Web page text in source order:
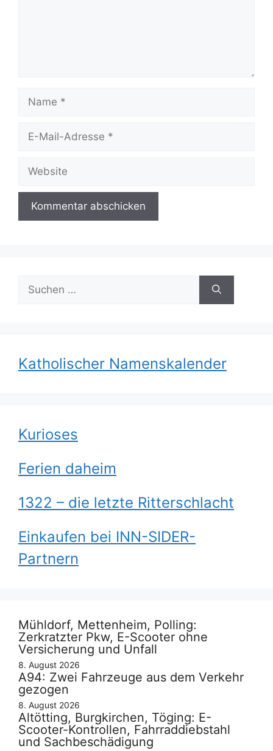
Mail-
nach:
Katholischer Namenskalender
Kurioses
Ferien daheim
1322 – die letzte Ritterschlacht
Einkaufen bei INN-SIDER-
Partnern
Mühldorf, Mettenheim, Polling:
Zerkratzter Pkw, E-Scooter ohne
Versicherung und Unfall
8. August 2026
A94: Zwei Fahrzeuge aus dem Verkehr
gezogen
8. August 2026
Altötting, Burgkirchen, Töging: E-
Scooter-Kontrollen, Fahrraddiebstahl
und Sachbeschädigung